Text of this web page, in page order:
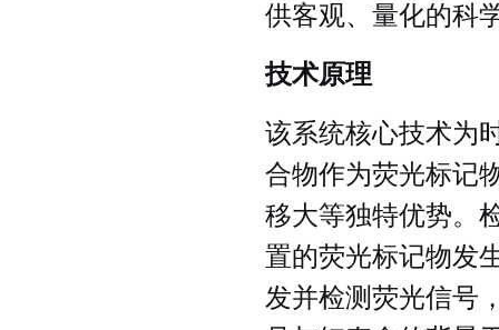
供客观、量化的科
技术原理
该系统核心技术为
合物作为荧光标记
移大等独特优势。
置的荧光标记物发
发并检测荧光信号